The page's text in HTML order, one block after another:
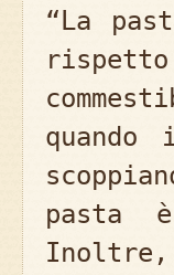
“La
pasta
Inoltre,